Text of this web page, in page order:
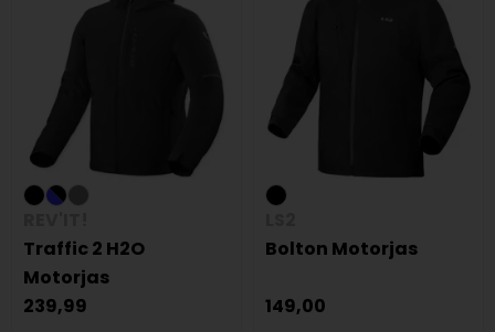
Traffic 2 H2O
Motorjas
239,99
Bolton Motorjas
149,00